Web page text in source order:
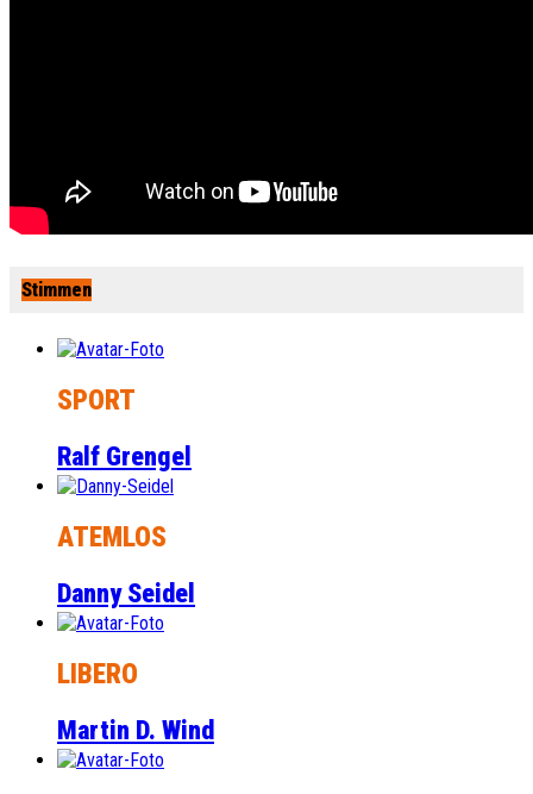
Stimmen
SPORT
Ralf Grengel
ATEMLOS
Danny Seidel
LIBERO
Martin D. Wind